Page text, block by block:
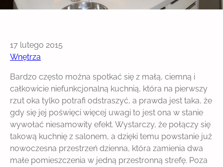
17 lutego 2015
Wnętrza
Bardzo często można spotkać się z małą, ciemną i
całkowicie niefunkcjonalną kuchnią, która na pierwszy
rzut oka tylko potrafi odstraszyć, a prawda jest taka, że
gdy się jej poświęci więcej uwagi to jest ona w stanie
wywołać niesamowity efekt. Wystarczy, że połączy się
takową kuchnię z salonem, a dzięki temu powstanie już
nowoczesna przestrzeń dzienna, która zamienia dwa
małe pomieszczenia w jedną przestronną strefę. Poza